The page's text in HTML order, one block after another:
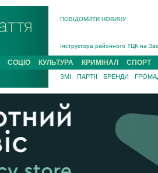
ПОВІДОМИТИ НОВИНУ
Інструктора районного ТЦК на
В Ужгороді попрощаються із
В Ужгороді 5 серпня
Підтвердили загибель
На війні з рф поліг військовий з
На війні загинув 26-річний
СОЦІО КУЛЬТУРА КРИМІНАЛ СПОРТ
ЗМІ ПАРТІЇ БРЕНДИ